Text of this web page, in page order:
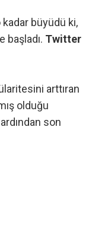
kadar büyüdü ki,
başladı. Twitter
arttıran
olduğu
son